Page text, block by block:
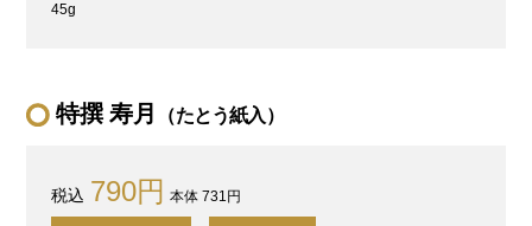
45g
特撰 寿月 （たとう紙入）
790円 本体 731円